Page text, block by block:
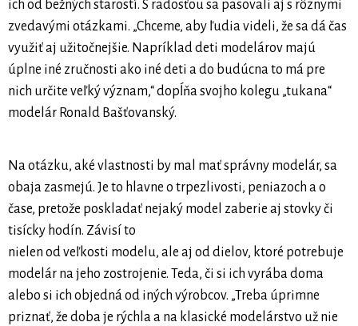
ich od bežných starostí. S radosťou sa pasovali aj s rôznymi
zvedavými otázkami. „Chceme, aby ľudia videli, že sa dá čas
využiť aj užitočnejšie. Napríklad deti modelárov majú
úplne iné zručnosti ako iné deti a do budúcna to má pre
nich určite veľký význam,“ dopĺňa svojho kolegu „tukana“
modelár Ronald Bašťovanský.
Na otázku, aké vlastnosti by mal mať správny modelár, sa
obaja zasmejú. Je to hlavne o trpezlivosti, peniazoch a o
čase, pretože poskladať nejaký model zaberie aj stovky či
tisícky hodín. Závisí to
nielen od veľkosti modelu, ale aj od dielov, ktoré potrebuje
modelár na jeho zostrojenie. Teda, či si ich vyrába doma
alebo si ich objedná od iných výrobcov. „Treba úprimne
priznať, že doba je rýchla a na klasické modelárstvo už nie